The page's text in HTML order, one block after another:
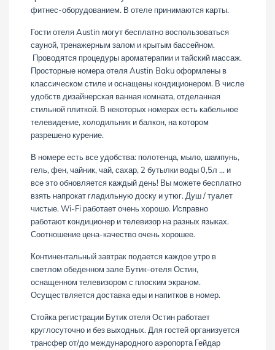
фитнес-оборудованием. В отеле принимаются карты.
Гости отеля Austin могут бесплатно воспользоваться
сауной, тренажерным залом и крытым бассейном.
Проводятся процедуры ароматерапии и тайский массаж.
Просторные номера отеля Austin Baku оформлены в
классическом стиле и оснащены кондиционером. В числе
удобств дизайнерская ванная комната, отделанная
стильной плиткой. В некоторых номерах есть кабельное
телевидение, холодильник и балкон, на котором
разрешено курение.
В номере есть все удобства: полотенца, мыло, шампунь,
гель, фен, чайник, чай, сахар, 2 бутылки воды 0,5л ... и
все это обновляется каждый день! Вы можете бесплатно
взять напрокат гладильную доску и утюг. Душ / туалет
чистые. Wi-Fi работает очень хорошо. Исправно
работают кондиционер и телевизор на разных языках.
Соотношение цена-качество очень хорошее.
Континентальный завтрак подается каждое утро в
светлом обеденном зале Бутик-отеля Остин,
оснащенном телевизором с плоским экраном.
Осуществляется доставка еды и напитков в номер.
Стойка регистрации Бутик отеля Остин работает
круглосуточно и без выходных. Для гостей организуется
трансфер от/до международного аэропорта Гейдар